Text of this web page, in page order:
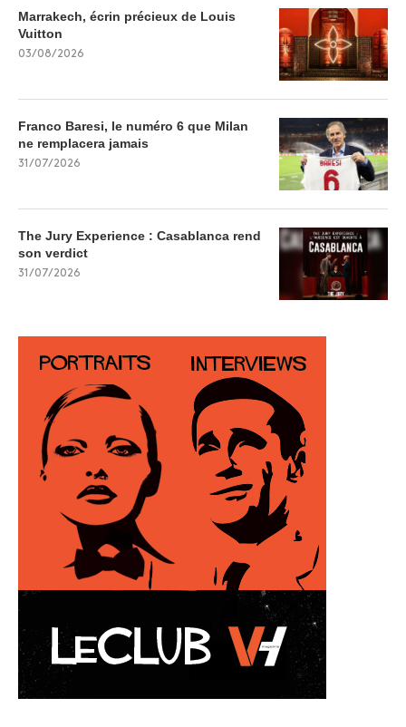
Marrakech, écrin précieux de Louis
Vuitton
03/08/2026
Franco Baresi, le numéro 6 que Milan
ne remplacera jamais
31/07/2026
The Jury Experience : Casablanca rend
son verdict
31/07/2026